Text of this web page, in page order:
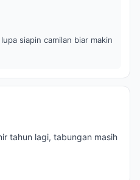
siapin camilan biar makin
tahun lagi, tabungan masih